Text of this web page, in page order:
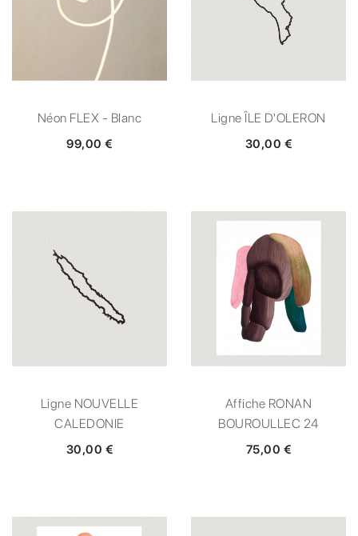
Néon FLEX - Blanc
99,00 €
Ligne ÎLE D'OLERON
30,00 €
Ligne NOUVELLE
CALEDONIE
30,00 €
Affiche RONAN
BOUROULLEC 24
75,00 €